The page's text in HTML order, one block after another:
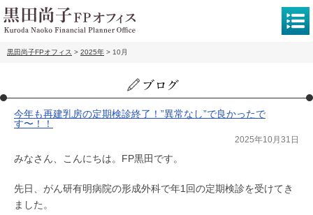
黒田尚子FPオフィス > 2025年 > 10月
今年も再建乳房の定期検診終了！”異常なし”で良かったで
す〜！！
2025年10月31日
みなさん、こんにちは。FP黒田です。
先日、がん研有明病院の形成外科で年1回の定期検診を受けてき
ました。